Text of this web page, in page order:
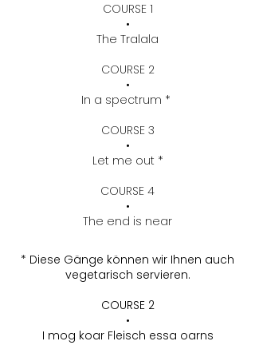
COURSE 1
•
The Tralala
COURSE 2
•
In a spectrum *
COURSE 3
•
Let me out *
COURSE 4
•
The end is near
* Diese Gänge können wir Ihnen auch
vegetarisch servieren.
COURSE 2
•
I mog koar Fleisch essa oarns